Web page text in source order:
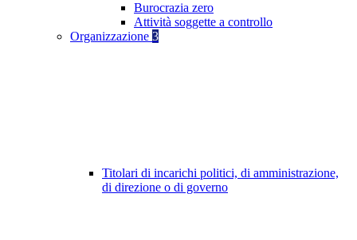
Burocrazia zero
Attività soggette a controllo
Organizzazione 3
Titolari di incarichi politici, di amministrazione,
di direzione o di governo